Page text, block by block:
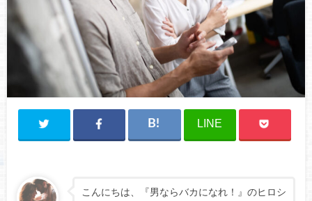
LINE
こんにちは、『男ならバカになれ！』のヒロシ